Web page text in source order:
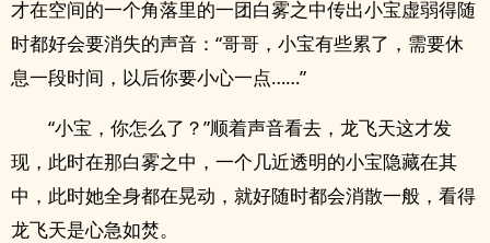
才在空间的一个角落里的一团白雾之中传出小宝虚弱得随
时都好会要消失的声音：“哥哥，小宝有些累了，需要休
息一段时间，以后你要小心一点……”
“小宝，你怎么了？”顺着声音看去，龙飞天这才发
现，此时在那白雾之中，一个几近透明的小宝隐藏在其
中，此时她全身都在晃动，就好随时都会消散一般，看得
龙飞天是心急如焚。